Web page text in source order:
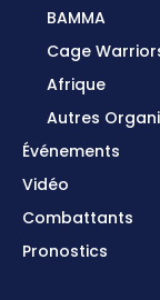
BAMMA
Cage
Afrique
Autres
Événements
Vidéo
Combattants
Pronostics